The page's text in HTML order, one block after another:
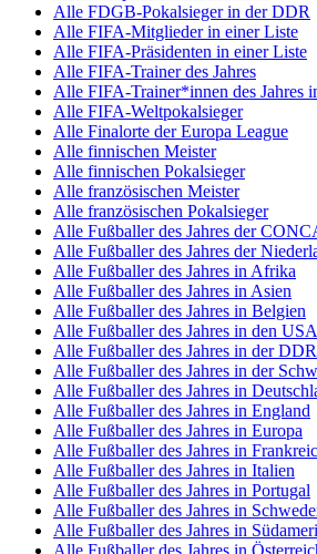
Alle FDGB-Pokalsieger in der DDR
Alle FIFA-Mitglieder in einer Liste
Alle FIFA-Präsidenten in einer Liste
Alle FIFA-Trainer des Jahres
Alle FIFA-Trainer*innen des Jahres
Alle FIFA-Weltpokalsieger
Alle Finalorte der Europa League
Alle finnischen Meister
Alle finnischen Pokalsieger
Alle französischen Meister
Alle französischen Pokalsieger
Alle Fußballer des Jahres der
Alle Fußballer des Jahres der
Alle Fußballer des Jahres in Afrika
Alle Fußballer des Jahres in Asien
Alle Fußballer des Jahres in Belgien
Alle Fußballer des Jahres in den USA
Alle Fußballer des Jahres in der DDR
Alle Fußballer des Jahres in der
Alle Fußballer des Jahres in
Alle Fußballer des Jahres in England
Alle Fußballer des Jahres in Europa
Alle Fußballer des Jahres in
Alle Fußballer des Jahres in Italien
Alle Fußballer des Jahres in Portugal
Alle Fußballer des Jahres in
Alle Fußballer des Jahres in
Alle Fußballer des Jahres in